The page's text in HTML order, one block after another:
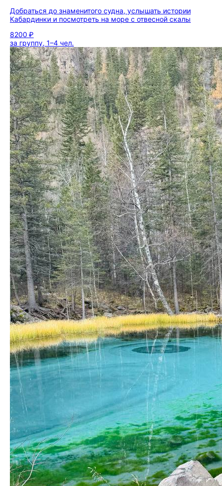
Добраться до знаменитого судна, услышать истории
Кабардинки и посмотреть на море с отвесной скалы
8200 ₽
за группу, 1–4 чел.